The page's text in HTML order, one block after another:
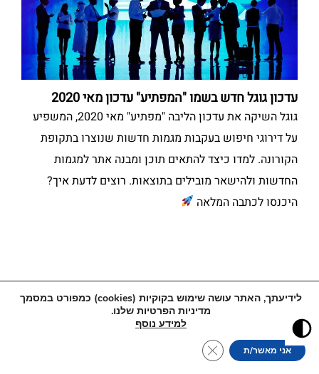
עדכון גוגל חדש בשמו "המפתיע" עדכון מאי 2020
גוגל השיקה את עדכון הליבה "מפתיע" מאי 2020, המשפיע
על דירוגי חיפוש בעקבות מגמות חדשות שנוצרו בתקופת
הקורונה. למדו כיצד להתאים תוכן ומבנה אתר למגמות
החדשות ולהישאר מובילים בתוצאות. רוצים לדעת איך?
היכנסו לכתבה המלאה
לידיעתך, האתר עושה שימוש בקוקיות (cookies) כמפורט במסמך
מדיניות הפרטיות שלנו.
למידע נוסף
אני מאשר/ת Close GDPR Cookie Banner